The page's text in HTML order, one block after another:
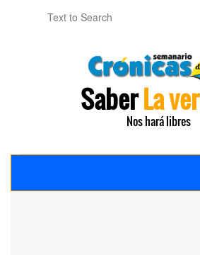
SaberLa
Nos hará libres